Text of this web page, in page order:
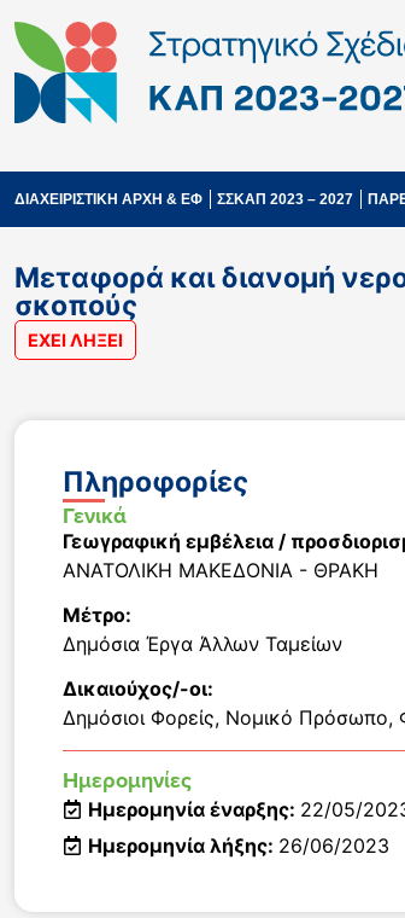
ΔΙΑΧΕΙΡΙΣΤΙΚΗ ΑΡΧΗ & ΕΦ ΣΣΚΑΠ 2023 – 2027
Μεταφορά και διανομή
σκοπούς
ΕΧΕΙ ΛΗΞΕΙ
Πληροφορίες
Γενικά
Γεωγραφική εμβέλεια /
ΑΝΑΤΟΛΙΚΗ ΜΑΚΕΔΟΝΙΑ - ΘΡΑΚΗ
Μέτρο:
Δημόσια Έργα Άλλων Ταμείων
Δικαιούχος/-οι:
Δημόσιοι Φορείς, Νομικό Πρόσωπο,
Ημερομηνίες
Ημερομηνία έναρξης: 22/05/
Ημερομηνία λήξης: 26/06/2023